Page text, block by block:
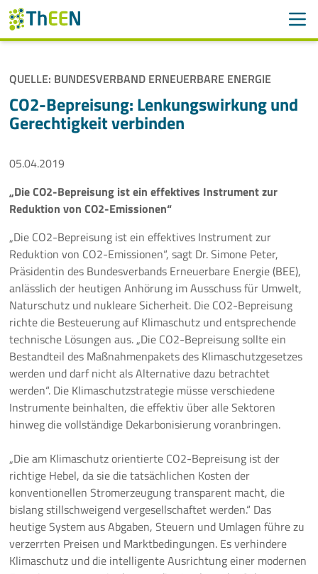
Navigation überspringen
ThEEN
Services
Mitglieder
Aktivitäten
Veranstaltungen
Aktuelles
Meldungen
Pressemeldungen
Branchenmeldungen
Statements
Jobs
Mediathek
Akkreditierung
QUELLE: BUNDESVERBAND ERNEUERBARE ENERGIE
CO2-Bepreisung: Lenkungswirkung und
Gerechtigkeit verbinden
05.04.2019
„Die CO2-Bepreisung ist ein effektives Instrument zur
Reduktion von CO2-Emissionen“
„Die CO2-Bepreisung ist ein effektives Instrument zur
Reduktion von CO2-Emissionen“, sagt Dr. Simone Peter,
Präsidentin des Bundesverbands Erneuerbare Energie (BEE),
anlässlich der heutigen Anhörung im Ausschuss für Umwelt,
Naturschutz und nukleare Sicherheit. Die CO2-Bepreisung
richte die Besteuerung auf Klimaschutz und entsprechende
technische Lösungen aus. „Die CO2-Bepreisung sollte ein
Bestandteil des Maßnahmenpakets des Klimaschutzgesetzes
werden und darf nicht als Alternative dazu betrachtet
werden“. Die Klimaschutzstrategie müsse verschiedene
Instrumente beinhalten, die effektiv über alle Sektoren
hinweg die vollständige Dekarbonisierung voranbringen.
„Die am Klimaschutz orientierte CO2-Bepreisung ist der
richtige Hebel, da sie die tatsächlichen Kosten der
konventionellen Stromerzeugung transparent macht, die
bislang stillschweigend vergesellschaftet werden.“ Das
heutige System aus Abgaben, Steuern und Umlagen führe zu
verzerrten Preisen und Marktbedingungen. Es verhindere
Klimaschutz und die intelligente Ausrichtung einer modernen